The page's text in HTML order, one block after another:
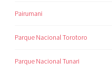
Pairumani
Parque Nacional Torotoro
Parque Nacional Tunari